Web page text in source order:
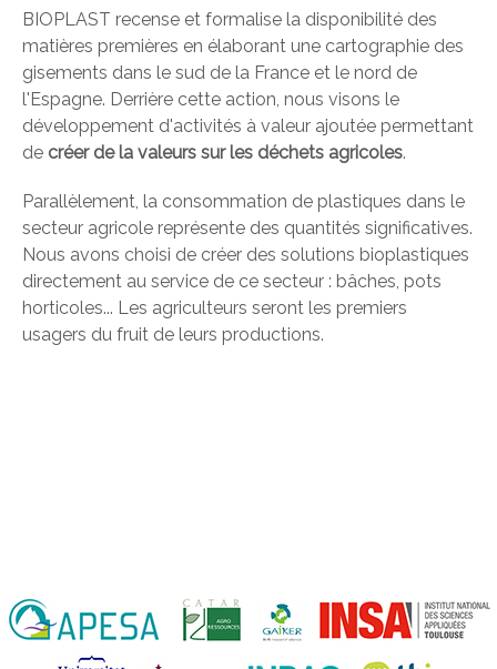
BIOPLAST recense et formalise la disponibilité des
matières premières en élaborant une cartographie des
gisements dans le sud de la France et le nord de
l'Espagne. Derrière cette action, nous visons le
développement d'activités à valeur ajoutée permettant
de créer de la valeurs sur les déchets agricoles.
Parallèlement, la consommation de plastiques dans le
secteur agricole représente des quantités significatives.
Nous avons choisi de créer des solutions bioplastiques
directement au service de ce secteur : bâches, pots
horticoles... Les agriculteurs seront les premiers
usagers du fruit de leurs productions.